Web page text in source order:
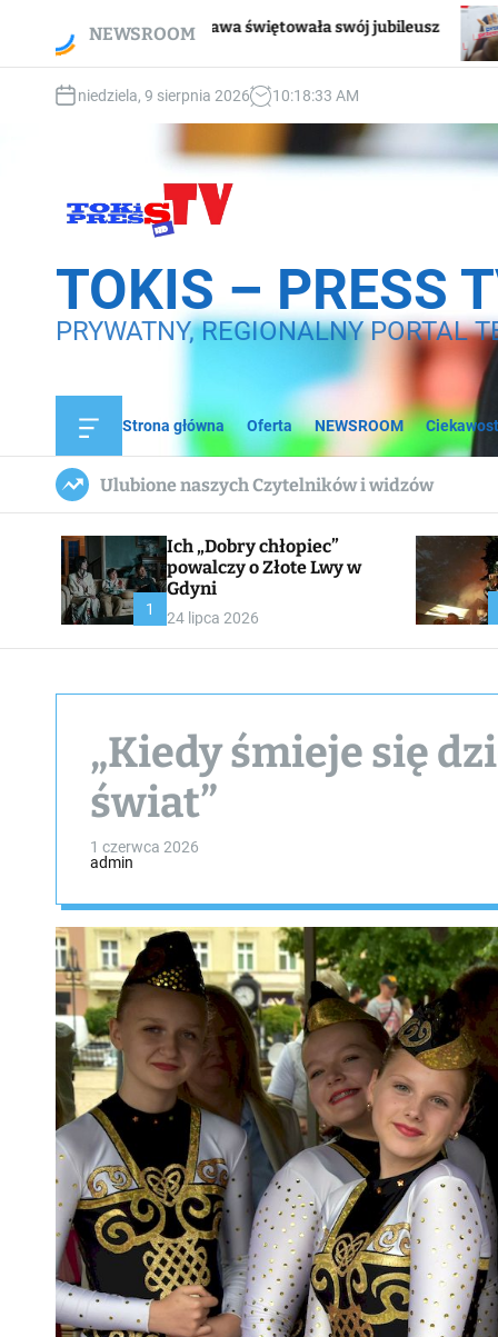
NEWSROOM
swój jubileusz
Wsparcie dla osób dotkniętych
domową
niedziela, 9 sierpnia 2026 10:18:35 AM
TOKIS – PRESS
PRYWATNY, REGIONALNY PORTAL
O
f
c
a
a
s
W
i
t
Strona główna Oferta NEWSROOM
Ulubione naszych Czytelników i widzów
1
Ich „Dobry chłopiec”
powalczy o Złote Lwy w
Gdyni
24 lipca 2026
„Kiedy śmieje się
świat”
1 czerwca 2026
admin